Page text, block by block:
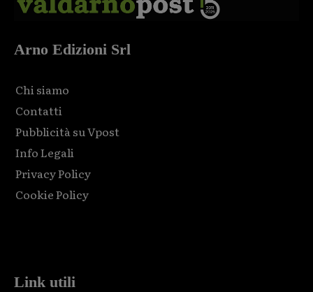
Arno Edizioni Srl
Chi siamo
Contatti
Pubblicità su Vpost
Info Legali
Privacy Policy
Cookie Policy
Link utili